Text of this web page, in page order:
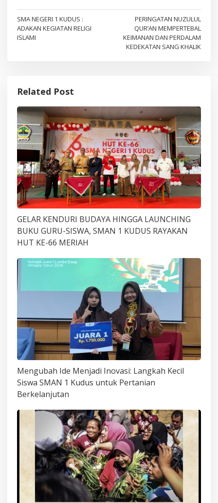
Post
navigation
SMA NEGERI 1 KUDUS :
ADAKAN KEGIATAN RELIGI
ISLAMI
PERINGATAN NUZULUL
QUR’AN MEMPERTEBAL
KEIMANAN DAN PERDALAM
KEDEKATAN SANG KHALIK
Related Post
GELAR KENDURI BUDAYA HINGGA LAUNCHING
BUKU GURU-SISWA, SMAN 1 KUDUS RAYAKAN
HUT KE-66 MERIAH
Mengubah Ide Menjadi Inovasi: Langkah Kecil
Siswa SMAN 1 Kudus untuk Pertanian
Berkelanjutan